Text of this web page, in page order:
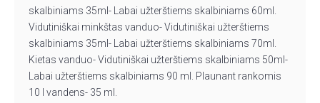
skalbiniams 35ml- Labai užterštiems skalbiniams 60ml.
Vidutiniškai minkštas vanduo- Vidutiniškai užterštiems
skalbiniams 35ml- Labai užterštiems skalbiniams 70ml.
Kietas vanduo- Vidutiniškai užterštiems skalbiniams 50ml-
Labai užterštiems skalbiniams 90 ml. Plaunant rankomis
10 l vandens- 35 ml.